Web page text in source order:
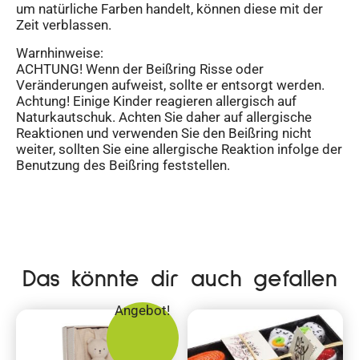
um natürliche Farben handelt, können diese mit der
Zeit verblassen.
Warnhinweise:
ACHTUNG! Wenn der Beißring Risse oder
Veränderungen aufweist, sollte er entsorgt werden.
Achtung! Einige Kinder reagieren allergisch auf
Naturkautschuk. Achten Sie daher auf allergische
Reaktionen und verwenden Sie den Beißring nicht
weiter, sollten Sie eine allergische Reaktion infolge der
Benutzung des Beißring feststellen.
Das könnte dir auch gefallen
Angebot!